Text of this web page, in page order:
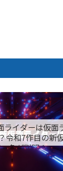
ライダーは仮面
令和7作目の新
名が判明！